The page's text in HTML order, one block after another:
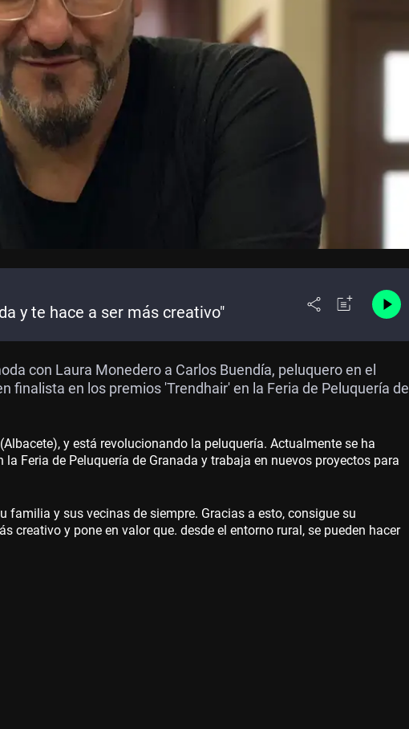
y te hace a ser más creativo"
con Laura Monedero a Carlos Buendía, peluquero en el
finalista en los premios 'Trendhair' en la Feria de Peluquería de
y está revolucionando la peluquería. Actualmente se ha
Feria de Peluquería de Granada y trabaja en nuevos proyectos para
familia y sus vecinas de siempre. Gracias a esto, consigue su
creativo y pone en valor que. desde el entorno rural, se pueden hacer